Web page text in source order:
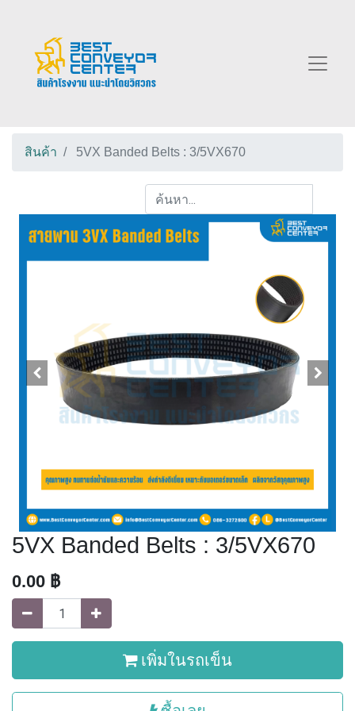
สินค้า 5VX Banded Belts : 3/5VX670
5VX Banded Belts : 3/5VX670
0.00 ฿
เพิ่มในรถเข็น